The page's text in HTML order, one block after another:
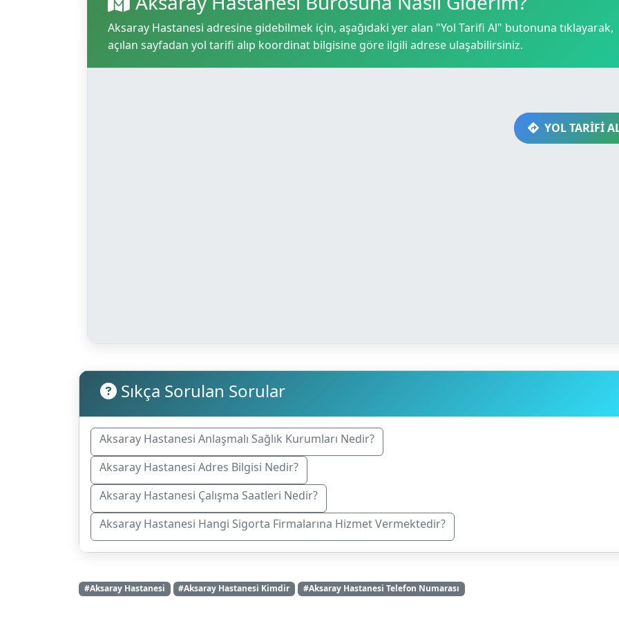
Aksaray Hastanesi adresine gidebilmek için, aşağıdaki yer alan "Yol Tarifi Al" butonuna tıklayarak,
açılan sayfadan yol tarifi alıp koordinat bilgisine göre ilgili adrese ulaşabilirsiniz.
YOL TARİFİ
Sıkça Sorulan Sorular
Aksaray Hastanesi Anlaşmalı Sağlık Kurumları Nedir?
Aksaray Hastanesi Adres Bilgisi Nedir?
Aksaray Hastanesi Çalışma Saatleri Nedir?
Aksaray Hastanesi Hangi Sigorta Firmalarına Hizmet Vermektedir?
#Aksaray Hastanesi #Aksaray Hastanesi Kimdir #Aksaray Hastanesi Telefon Numarası